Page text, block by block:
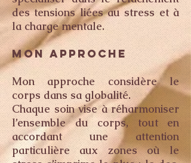
des tensions liées au stress et à
la charge mentale.
MON APPROCHE
Mon approche considère le
corps dans sa globalité.
Chaque soin vise à réharmoniser
l’ensemble du corps, tout en
accordant une attention
particulière aux zones où le